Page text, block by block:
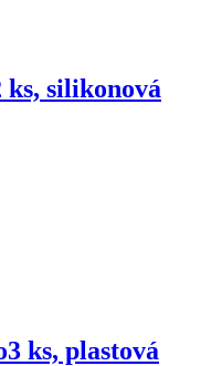
ks, silikonová
3 ks, plastová